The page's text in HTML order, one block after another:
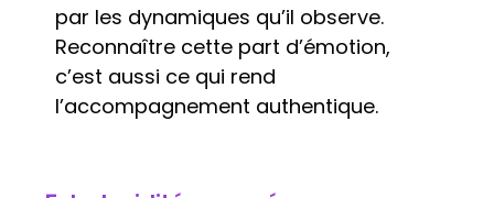
par les dynamiques qu’il observe.
Reconnaître cette part d’émotion,
c’est aussi ce qui rend
l’accompagnement authentique.